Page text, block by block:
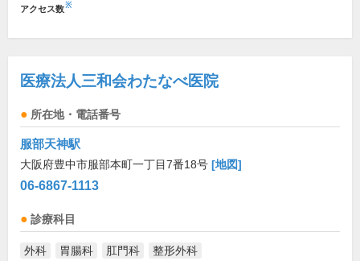
アクセス数※
医療法人三和会わたなべ医院
所在地・電話番号
服部天神駅
大阪府豊中市服部本町一丁目7番18号 [地図]
06-6867-1113
診療科目
外科 胃腸科 肛門科 整形外科